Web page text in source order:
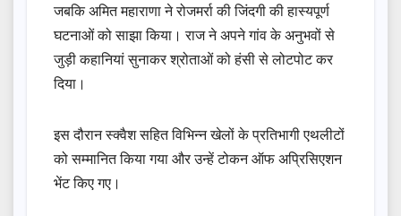
जबकि अमित महाराणा ने रोजमर्रा की जिंदगी की हास्यपूर्ण
घटनाओं को साझा किया। राज ने अपने गांव के अनुभवों से
जुड़ी कहानियां सुनाकर श्रोताओं को हंसी से लोटपोट कर
दिया।
इस दौरान स्क्वैश सहित विभिन्न खेलों के प्रतिभागी एथलीटों
को सम्मानित किया गया और उन्हें टोकन ऑफ अप्रिसिएशन
भेंट किए गए।